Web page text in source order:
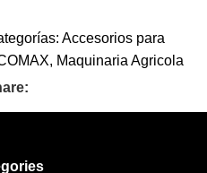
Accesorios para
, Maquinaria Agricola